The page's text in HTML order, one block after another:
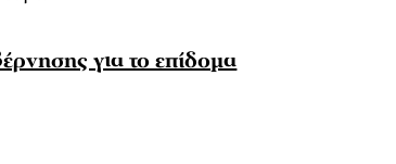
για το επίδομα